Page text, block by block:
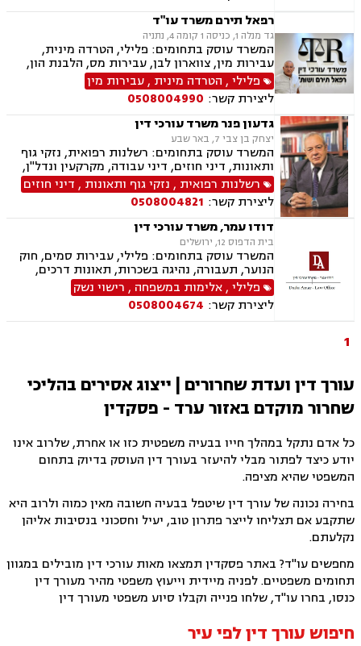
שיתופיות ליקויי בנייה, מושבים וקיבוצים, פינוי
בינוי, קבוצות רכישה עסקאות מכר דירה, פינוי
מושכר הפקעת קרקעות, מגרשים לבניה, דיירות
מוגנת, נחלות ומשקים במושבים, רשות מקרקעי
ישראל, צווי הריסה, רישום קבלנים, בתים משותפים,
נדל"ן ביהודה ושומרון,
רפאל תירם משרד עו"ד
גד מנלה 1, כניסה 1 קומה 4, נתניה
המשרד עוסק בתחומים: פלילי, הטרדה מינית,
עבירות מין, צווארון לבן, עבירות מס, הלבנת הון,
אלימות במשפחה, עבירות סמים, ועדת שיחרורים,
תעבורה, נהיגה בשכרות, שלילת רישיון נהיגה,
פסילת רישיון מנהלית, המכון הרפואי לבטיחות
בדרכים, פשיטת רגל, הוצאה לפועל, דיני משפלה,
הסכמי ממון, צוואות וירושות, יפוי כוח מתמשך
פלילי, הטרדה מינית ,עבירות מין
ליצירת קשר: 0508004990
גדעון פנר משרד עורכי דין
יצחק בן צבי 7, באר שבע
המשרד עוסק בתחומים: רשלנות רפואית, נזקי גוף
ותאונות, דיני חוזים, דיני עבודה, מקרקעין ונדל"ן,
דיני משפחה, בנקים, פלילי, נזקי גוף, תאונות עבודה,
תאונות דרכים, משפט מסחרי, תביעות ביטוח ונזקי
רכוש, ייפוי כוח מתמשך, נוטריון , רשלנות רפואית-
הריון ולידה, לשון הרע, תאונות ספורט, בריאות
הנפש, אובדן כושר עבודה , תאונות תלמידים,
תאונות עקב רשלנות, נזקי רכוש, קבלנות חוזית,
השקעות בחו"ל, דין משמעתי, עובדים זרים, זכויות
נשים בהריון, תכנון ובניה, דיור מוגן, אגודות
שיתופיות, ליקויי בנייה, מושבים וקיבוצים , ועוד
רשלנות רפואית , נזקי גוף ותאונות , דיני חוזים
ליצירת קשר: 0508004821
דודו עמר, משרד עורכי דין
בית הדפוס 12, ירושלים
המשרד עוסק בתחומים: פלילי, עבירות סמים, חוק
הנוער, תעבורה, נהיגה בשכרות, תאונות דרכים,
פסילת רשיון מנהלית ושלילת רישיון נהיגה, ייצוג
קטינים, אלימות במשפחה, ועדת שחרורים, מחיקת
רישום פלילי, רישוי נשק, המכון הרפואי לבטיחות
בדרכים
פלילי,אלימות במשפחה , רישוי נשק
ליצירת קשר: 0508004674
1
עורך דין ועדת שחרורים | ייצוג אסירים בהליכי
שחרור מוקדם באזור ערד - פסקדין
כל אדם נתקל במהלך חייו בבעיה משפטית כזו או אחרת, שלרוב אינו
יודע כיצד לפתור מבלי להיעזר בעורך דין העוסק בדיוק בתחום
המשפטי שהיא מציפה.
בחירה נכונה של עורך דין שיטפל בבעיה חשובה מאין כמוה ולרוב היא
שתקבע אם תצליחו לייצר פתרון טוב, יעיל וחסכוני בנסיבות אליהן
נקלעתם.
מחפשים עו"ד? באתר פסקדין תמצאו מאות עורכי דין מובילים במגוון
תחומים משפטיים. לפניה מיידית וייעוץ משפטי מהיר מעורך דין
כנסו, בחרו עו"ד, שלחו פנייה וקבלו סיוע משפטי מעורך דין
חיפוש עורך דין לפי עיר